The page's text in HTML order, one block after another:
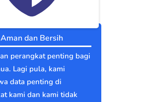
Aman dan Bersih
perangkat penting bagi
Lagi pula, kami
data penting di
kami dan kami tidak